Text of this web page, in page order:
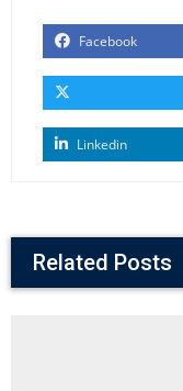
Facebook
Linkedin
Related Posts